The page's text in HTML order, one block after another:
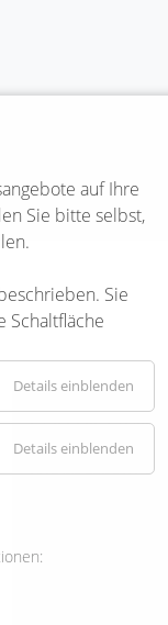
Bienenbüttel
24-03-2023 12:06
Warnstreik
Weiterlesen …
auf Ihre
Sie bitte selbst,
Sie
Schaltfläche
Details einblenden
Details einblenden